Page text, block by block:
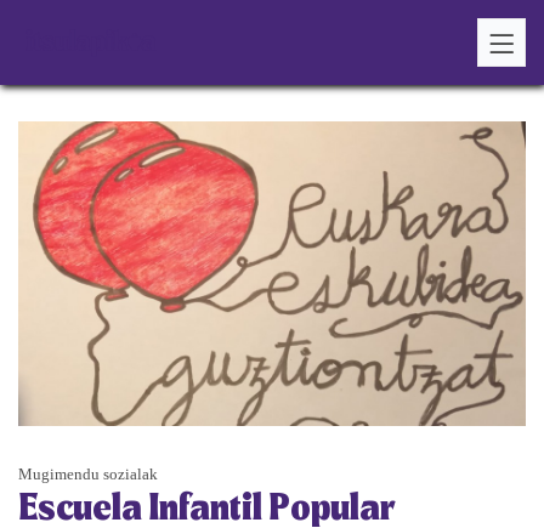
Mugimendu sozialak
Escuela Infantil Popular